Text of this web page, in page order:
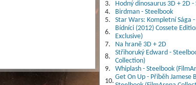
3.
Hodný dinosaurus 3D + 2D -
4.
Birdman - Steelbook
5.
Star Wars: Kompletní Sága
6.
Bídníci (2012) Cossete
Exclusive)
7.
Na hraně 3D + 2D
8.
Střihoruký Edward -
Collection)
9.
Whiplash - Steelbook
10.
Get On Up - Příběh Jamese